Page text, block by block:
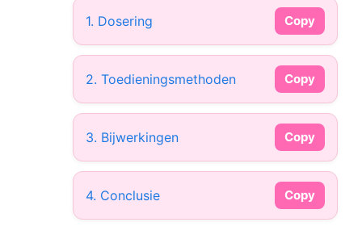
1. Dosering Copy
2. Toedieningsmethoden Copy
3. Bijwerkingen Copy
4. Conclusie Copy